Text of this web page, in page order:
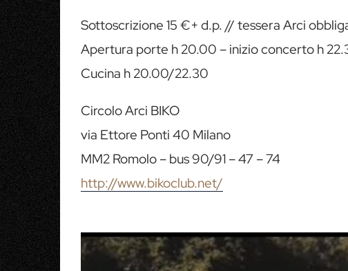
Sottoscrizione 15 €+ d.p. // tessera Arci
Apertura porte h 20.00 – inizio concerto h
Cucina h 20.00/22.30
Circolo Arci BIKO
via Ettore Ponti 40 Milano
MM2 Romolo – bus 90/91 – 47 – 74
http://www.bikoclub.net/